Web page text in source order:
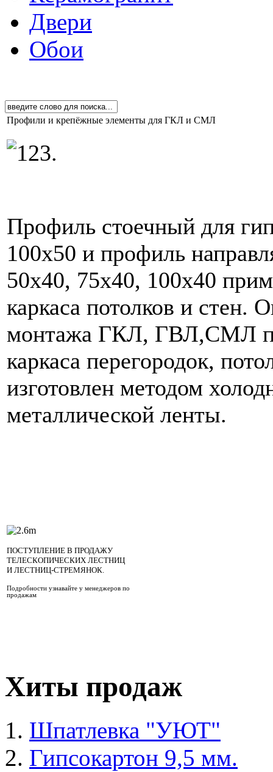
Двери
Обои
Профили и крепёжные элементы для ГКЛ и СМЛ
.
Профиль стоечный для
100х50 и профиль
50х40, 75х40, 100х40
каркаса потолков и стен.
монтажа ГКЛ, ГВЛ,СМЛ
каркаса перегородок,
изготовлен методом
металлической ленты.
ПОСТУПЛЕНИЕ В ПРОДАЖУ
ТЕЛЕСКОПИЧЕСКИХ ЛЕСТНИЦ
И ЛЕСТНИЦ-СТРЕМЯНОК.
Подробности узнавайте у менеджеров по
продажам
Хиты продаж
Шпатлевка "УЮТ"
Гипсокартон 9,5 мм.